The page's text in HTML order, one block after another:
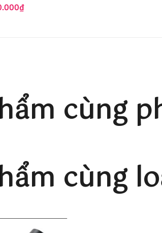
cùng
cùng